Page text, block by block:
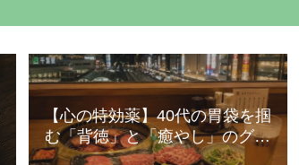
【心の特効薬】40代の胃袋を掴
む「背徳」と「癒やし」のグル
メ